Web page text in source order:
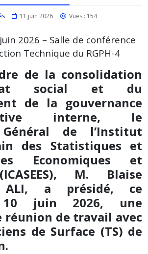
11 juin 2026 Vues : 154
2026 – Salle de conférence
Technique du RGPH-4
de la consolidation
social et du
de la gouvernance
interne, le
de l’Institut
des Statistiques et
Economiques et
M. Blaise
ALI, a présidé, ce
10 juin 2026, une
de travail avec
de Surface (TS) de